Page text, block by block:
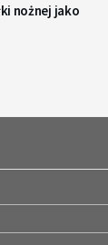
nożnej jako